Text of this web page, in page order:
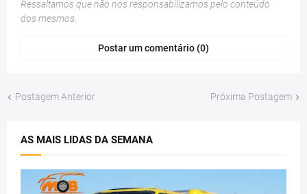
Ressaltamos que não nos responsabilizamos pelo conteúdo
dos mesmos.
Postar um comentário (0)
Postagem Anterior Próxima Postagem
AS MAIS LIDAS DA SEMANA